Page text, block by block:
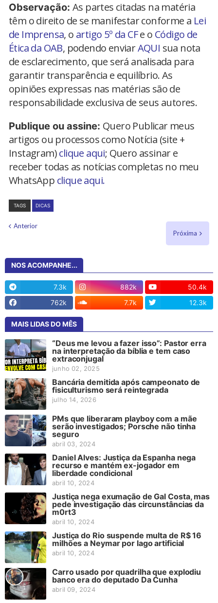
Observação: As partes citadas na matéria
têm o direito de se manifestar conforme a Lei
de Imprensa, o artigo 5º da CFe o Código de
Ética da OAB, podendo enviarAQUI sua nota
de esclarecimento, que será analisada para
garantir transparência e equilíbrio. As
opiniões expressas nas matérias são de
responsabilidade exclusiva de seus autores.
Publique ou assine: Quero Publicar meus
artigos ou processos como Notícia (site +
Instagram)clique aqui; Quero assinar e
receber todas as notícias completas no meu
WhatsApp clique aqui.
TAGS DICAS
Anterior
Próxima
NOS ACOMPANHE...
7.3k 882k
50.4k
762k
7.7k 12.3k
MAIS LIDAS DO MÊS
“Deus me levou a fazer isso”: Pastor erra
na interpretação da bíblia e tem caso
extraconjugal
junho 02, 2025
Bancária demitida após campeonato de
fisiculturismo será reintegrada
julho 14, 2026
PMs que liberaram playboy com a mãe
serão investigados; Porsche não tinha
seguro
abril 03, 2024
Daniel Alves: Justiça da Espanha nega
recurso e mantém ex-jogador em
liberdade condicional
abril 10, 2024
Justiça nega exumação de Gal Costa, mas
pede investigação das circunstâncias da
m0rt3
abril 10, 2024
Justiça do Rio suspende multa de R$ 16
milhões a Neymar por lago artificial
abril 10, 2024
Carro usado por quadrilha que explodiu
banco era do deputado Da Cunha
abril 09, 2024